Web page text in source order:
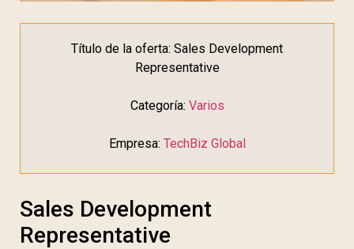
Título de la oferta: Sales Development
Representative
Categoría: Varios
Empresa: TechBiz Global
Sales Development
Representative